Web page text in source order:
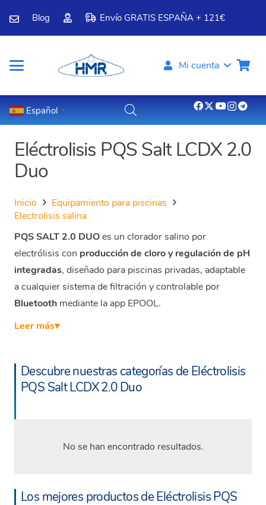
Blog Envío GRATIS ESPAÑA + 121€
Mi cuenta
Español ▼
Eléctrolisis PQS Salt LCDX 2.0
Duo
Inicio
Equipamiento para piscinas
Electrolisis salina
PQS SALT 2.0 DUOes un clorador salino por
electrólisis con producción de cloro y regulación de pH
integradas, diseñado para piscinas privadas, adaptable
a cualquier sistema de filtración y controlable por
Bluetooth mediante la app EPOOL.
Leer más▾
Descubre nuestras categorías de Eléctrolisis
PQS Salt LCDX 2.0 Duo
No se han encontrado resultados.
Los mejores productos de Eléctrolisis PQS